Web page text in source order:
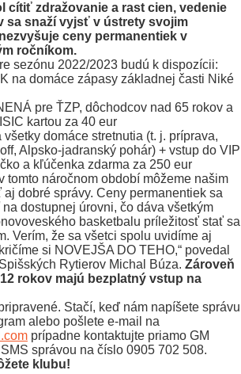
cítiť zdražovanie a rast cien, vedenie
sa snaží vyjsť v ústrety svojim
ceny permanentiek v
ročníkom.
sezónu 2022/2023 budú k dispozícii:
na domáce zápasy základnej časti Niké
pre ŤZP, dôchodcov nad 65 rokov a
kartou za 40 eur
domáce stretnutia (t. j. príprava,
Alpsko-jadranský pohár) + vstup do VIP
a kľúčenka zdarma za 250 eur
tomto náročnom období môžeme našim
dobré správy. Ceny permanentiek sa
dostupnej úrovni, čo dáva všetkým
basketbalu príležitosť stať sa
Verím, že sa všetci spolu uvidíme aj
si NOVEJŠA DO TEHO,“ povedal
Rytierov Michal Búza. Zároveň
rokov majú bezplatný vstup na
Stačí, keď nám napíšete správu
alebo pošlete e-mail na
prípadne kontaktujte priamo GM
správou na číslo 0905 702 508.
klubu!